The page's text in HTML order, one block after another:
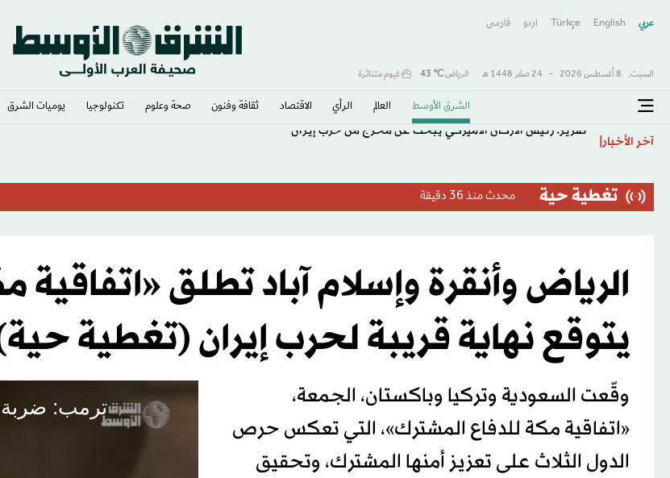
عربي English
Türkçe اردو فارسى
السبت, 8 أغسطس 2026 - 24 صفَر 1448 هـ الرياض℃
43 غيوم متناثرة
الشرق الأوسط​ العالم الرأي الاقتصاد ثقافة وفنون صحة وعلوم تكنولوجيا يوميات الشرق​
آخر الأخبار تقرير: رئيس الأركان الأميركي يبحث عن مخرج من حرب إيران
تغطية حية محدثمنذ 36 دقيقة
الرياض وأنقرة وإسلام آباد تطلق
يتوقع نهاية قريبة لحرب إيران (تغطية
وقّعت السعودية وتركيا وباكستان، الجمعة،
«اتفاقية مكة للدفاع المشترك»، التي تعكس حرص
الدول الثلاث على تعزيز أمنها المشترك، وتحقيق
ترمب: ضربة